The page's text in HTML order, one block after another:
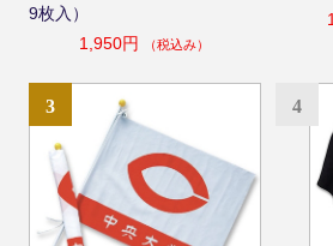
9枚入）
1,950円
（税込み）
3 4